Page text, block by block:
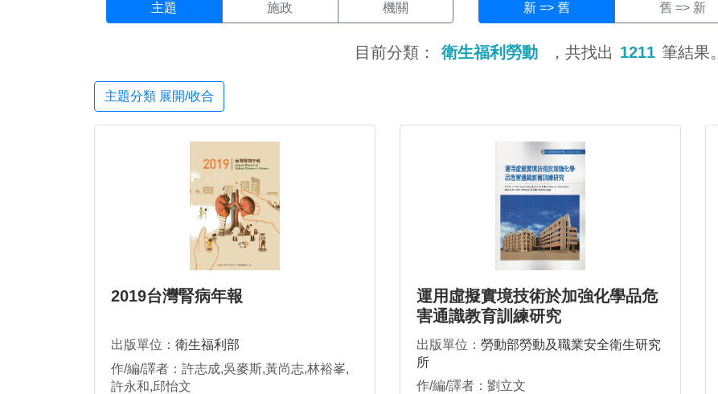
主題 施政 機關 新 => 舊 舊 => 新
目前分類： 衛生福利勞動 ，共找出 1211 筆結果。
主題分類 展開/收合
2019台灣腎病年報
出版單位： 衛生福利部
作/編/譯者：許志成,吳麥斯,黃尚志,林裕峯,
許永和,邱怡文
運用虛擬實境技術於加強化學品危
害通識教育訓練研究
出版單位： 勞動部勞動及職業安全衛生研究
所
作/編/譯者：劉立文